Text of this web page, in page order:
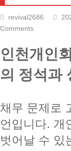
revival2686
Comments
인천개인
의 정석과
채무 문제로
언입니다. 개
벗어날 수 있